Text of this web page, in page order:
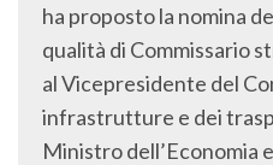
ha proposto la nomina
qualità di Commissario
al Vicepresidente del
infrastrutture e dei
Ministro dell’Economia